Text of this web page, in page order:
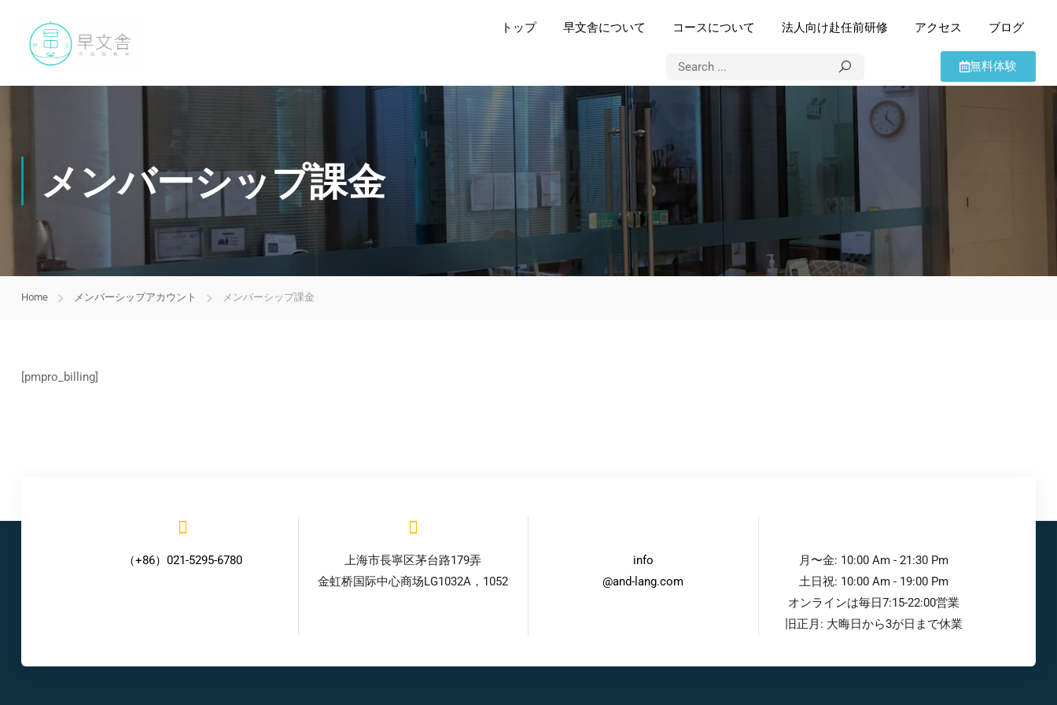
トップ 早文舎について コースについて 法人向け赴任前研修 アクセス ブログ
無料体験
メンバーシップ課金
Home メンバーシップアカウント メンバーシップ課金
[pmpro_billing]
（+86）021-5295-6780
上海市長寧区茅台路179弄
金虹桥国际中心商场LG1032A，1052
info
@and-lang.com
月〜金: 10:00 Am - 21:30 Pm
土日祝: 10:00 Am - 19:00 Pm
オンラインは毎日7:15-22:00営業
旧正月: 大晦日から3が日まで休業